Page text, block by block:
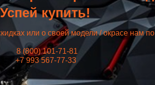
Успей купить!
или о своей модели / окрасе нам
8 (800) 101-71-81
+7 993 567-77-33